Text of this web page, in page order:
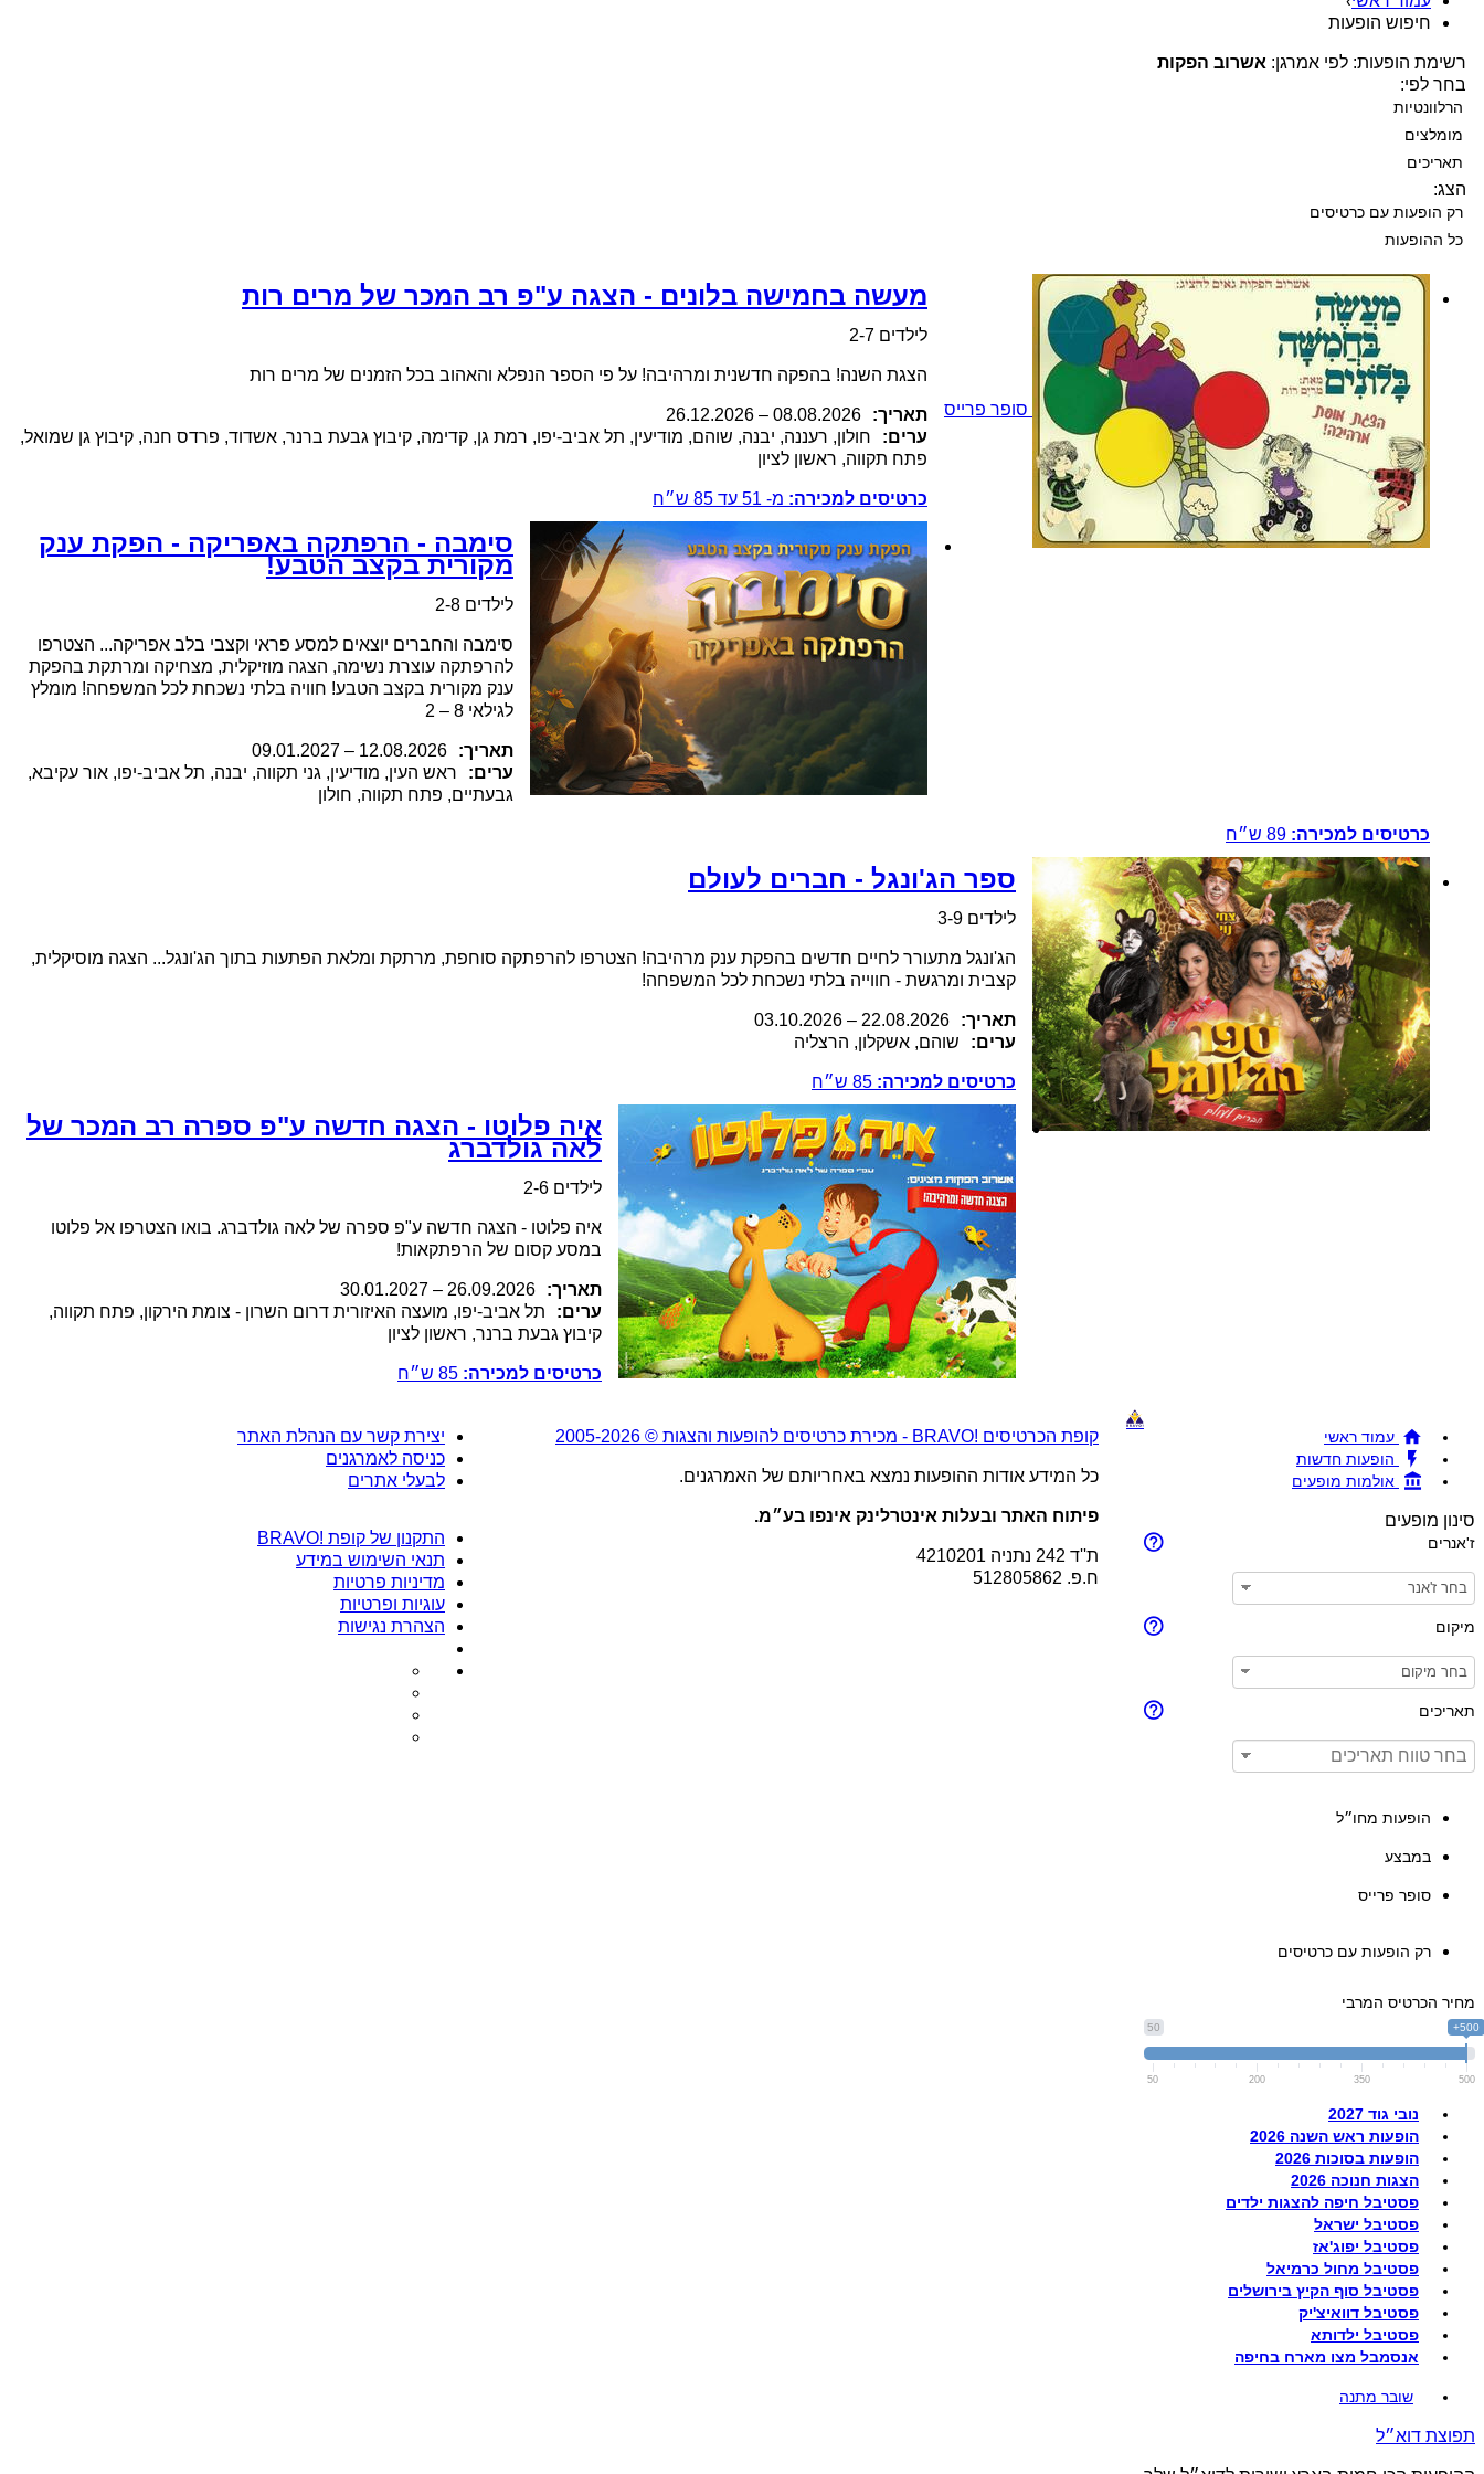
חיפוש הופעות
רשימת הופעות: לפי אמרגן: אשרוב הפקות
בחר לפי:
הרלוונטיות
מומלצים
תאריכים
הצג:
רק הופעות עם כרטיסים
כל ההופעות
סופר פרייס
מעשה בחמישה בלונים - הצגה ע"פ רב המכר של מרים רות
לילדים 2-7
הצגת השנה! בהפקה חדשנית ומרהיבה! על פי הספר הנפלא והאהוב בכל הזמנים של מרים רות
תאריך: 08.08.2026
–
26.12.2026
ערים:
חולון, רעננה, יבנה, שוהם, מודיעין, תל אביב-יפו, רמת גן, קדימה, קיבוץ גבעת ברנר, אשדוד, פרדס חנה, קיבוץ גן שמואל,
פתח תקווה, ראשון לציון
כרטיסים למכירה: מ- 51 עד 85 ש״ח
סימבה - הרפתקה באפריקה - הפקת ענק
מקורית בקצב הטבע!
לילדים 2-8
סימבה והחברים יוצאים למסע פראי וקצבי בלב אפריקה... הצטרפו
להרפתקה עוצרת נשימה, הצגה מוזיקלית, מצחיקה ומרתקת בהפקת
ענק מקורית בקצב הטבע! חוויה בלתי נשכחת לכל המשפחה! מומלץ
לגילאי 8 – 2
תאריך: 12.08.2026
–
09.01.2027
ערים:
ראש העין, מודיעין, גני תקווה, יבנה, תל אביב-יפו, אור עקיבא,
גבעתיים, פתח תקווה, חולון
כרטיסים למכירה: 89 ש״ח
ספר הג'ונגל - חברים לעולם
לילדים 3-9
הג'ונגל מתעורר לחיים חדשים בהפקת ענק מרהיבה! הצטרפו להרפתקה סוחפת, מרתקת ומלאת הפתעות בתוך הג'ונגל... הצגה מוסיקלית,
קצבית ומרגשת - חווייה בלתי נשכחת לכל המשפחה!
תאריך: 22.08.2026
–
03.10.2026
ערים:
שוהם, אשקלון, הרצליה
כרטיסים למכירה: 85 ש״ח
איה פלוטו - הצגה חדשה ע"פ ספרה רב המכר של
לאה גולדברג
לילדים 2-6
איה פלוטו - הצגה חדשה ע"פ ספרה של לאה גולדברג. בואו הצטרפו אל פלוטו
במסע קסום של הרפתקאות!
תאריך: 26.09.2026
–
30.01.2027
ערים:
תל אביב-יפו, מועצה האיזורית דרום השרון - צומת הירקון, פתח תקווה,
קיבוץ גבעת ברנר, ראשון לציון
כרטיסים למכירה: 85 ש״ח
עמוד ראשי
הופעות חדשות
אולמות מופעים
סינון מופעים
ז'אנרים
מיקום
תאריכים
הופעות מחו״ל
במבצע
סופר פרייס
רק הופעות עם כרטיסים
מחיר הכרטיס המרבי
50 500+
50 200 350 500
נובי גוד 2027
הופעות ראש השנה 2026
הופעות בסוכות 2026
הצגות חנוכה 2026
פסטיבל חיפה להצגות ילדים
פסטיבל ישראל
פסטיבל יפוג'אז
פסטיבל מחול כרמיאל
פסטיבל סוף הקיץ בירושלים
פסטיבל דוואיצ'יק
פסטיבל ילדותא
אנסמבל מצו מארח בחיפה
שובר מתנה
תפוצת דוא״ל
קופת הכרטיסים !BRAVO - מכירת כרטיסים להופעות והצגות © 2005-2026
כל המידע אודות ההופעות נמצא באחריותם של האמרגנים.
פיתוח האתר ובעלות אינטרלינק אינפו בע״מ.
ת''ד 242 נתניה 4210201
ח.פ. 512805862
יצירת קשר עם הנהלת האתר
כניסה לאמרגנים
לבעלי אתרים
התקנון של קופת !BRAVO
תנאי השימוש במידע
מדיניות פרטיות
עוגיות ופרטיות
הצהרת נגישות